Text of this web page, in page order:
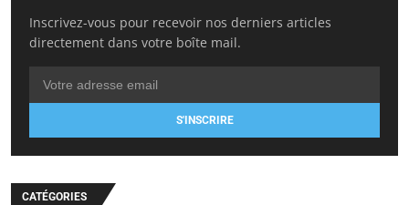
Inscrivez-vous pour recevoir nos derniers articles
directement dans votre boîte mail.
S'INSCRIRE
CATÉGORIES